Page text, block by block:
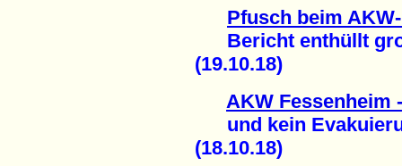
Pfusch beim
Bericht enthüllt
(19.10.18)
AKW Fessenheim
und kein
(18.10.18)